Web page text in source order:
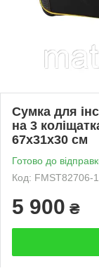
Сумка для
на 3
67х31х30 см
Готово до
Код: FMST82706-1
5 900 ₴